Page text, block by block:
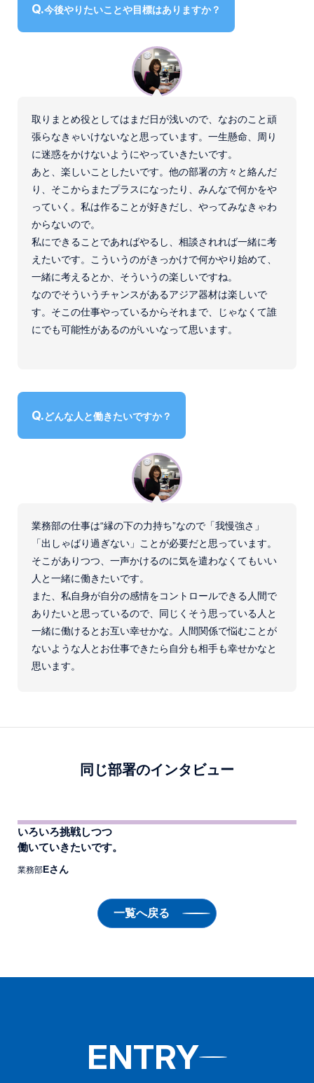
今後やりたいことや目標はありますか？
取りまとめ役としてはまだ日が浅いので、なおのこと頑
張らなきゃいけないなと思っています。一生懸命、周り
に迷惑をかけないようにやっていきたいです。
あと、楽しいことしたいです。他の部署の方々と絡んだ
り、そこからまたプラスになったり、みんなで何かをや
っていく。私は作ることが好きだし、やってみなきゃわ
からないので。
私にできることであればやるし、相談されれば一緒に考
えたいです。こういうのがきっかけで何かやり始めて、
一緒に考えるとか、そういうの楽しいですね。
なのでそういうチャンスがあるアジア器材は楽しいで
す。そこの仕事やっているからそれまで、じゃなくて誰
にでも可能性があるのがいいなって思います。
どんな人と働きたいですか？
業務部の仕事は“縁の下の力持ち”なので「我慢強さ」
「出しゃばり過ぎない」ことが必要だと思っています。
そこがありつつ、一声かけるのに気を遣わなくてもいい
人と一緒に働きたいです。
また、私自身が自分の感情をコントロールできる人間で
ありたいと思っているので、同じくそう思っている人と
一緒に働けるとお互い幸せかな。人間関係で悩むことが
ないような人とお仕事できたら自分も相手も幸せかなと
思います。
同じ部署のインタビュー
いろいろ挑戦しつつ
働いていきたいです。
業務部Eさん
一覧へ戻る
ENTRY